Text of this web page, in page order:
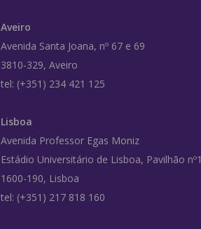
Aveiro
Avenida Santa Joana, nº 67 e 69
3810-329, Aveiro
tel: (+351) 234 421 125
Lisboa
Avenida Professor Egas Moniz
Estádio Universitário de Lisboa, Pavilhão nº1
1600-190, Lisboa
tel: (+351) 217 818 160